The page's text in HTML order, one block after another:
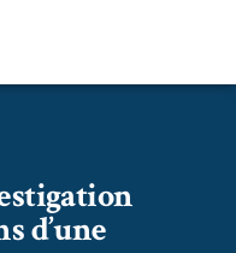
d’une